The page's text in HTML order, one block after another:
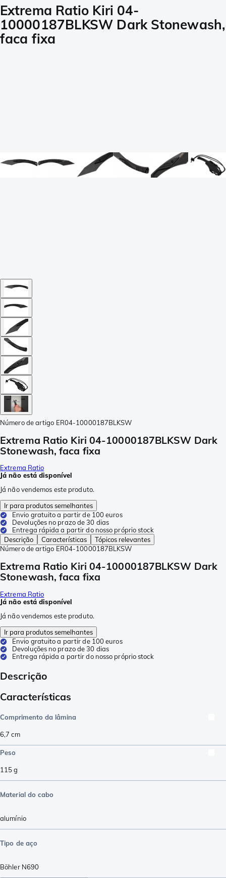
Extrema Ratio Kiri 04-
10000187BLKSW Dark Stonewash,
faca fixa
Número de artigo ER04-10000187BLKSW
Extrema Ratio Kiri 04-10000187BLKSW Dark
Stonewash, faca fixa
Extrema Ratio
Já não está disponível
Já não vendemos este produto.
Ir para produtos semelhantes
Envio gratuito a partir de 100 euros
Devoluções no prazo de 30 dias
Entrega rápida a partir do nosso próprio stock
Descrição
Características
Tópicos relevantes
Número de artigo ER04-10000187BLKSW
Extrema Ratio Kiri 04-10000187BLKSW Dark
Stonewash, faca fixa
Extrema Ratio
Já não está disponível
Já não vendemos este produto.
Ir para produtos semelhantes
Envio gratuito a partir de 100 euros
Devoluções no prazo de 30 dias
Entrega rápida a partir do nosso próprio stock
Descrição
Características
Comprimento da lâmina
6,7 cm
Peso
115g
Material do cabo
alumínio
Tipo de aço
Böhler N690